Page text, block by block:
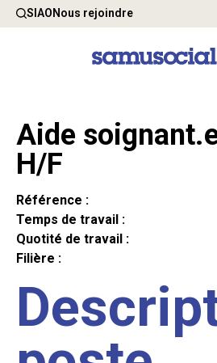
SIAONous rejoindre
Aide
H/F
Référence :
Temps de travail :
Quotité de travail :
Filière :